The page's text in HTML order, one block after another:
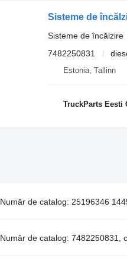
Sisteme de încălzire
7482250831
Estonia, Tallinn
TruckParts Eesti
Număr de catalog: 25196346
Număr de catalog: 7482250831,